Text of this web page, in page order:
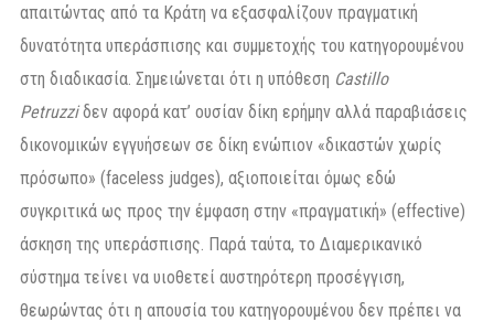
απαιτώντας από τα Κράτη να εξασφαλίζουν πραγματική
δυνατότητα υπεράσπισης και συμμετοχής του κατηγορουμένου
στη διαδικασία. Σημειώνεται ότι η υπόθεση Castillo
Petruzziδεν αφορά κατ’ ουσίαν δίκη ερήμην αλλά παραβιάσεις
δικονομικών εγγυήσεων σε δίκη ενώπιον «δικαστών χωρίς
πρόσωπο» (faceless judges), αξιοποιείται όμως εδώ
συγκριτικά ως προς την έμφαση στην «πραγματική» (effective)
άσκηση της υπεράσπισης. Παρά ταύτα, το Διαμερικανικό
σύστημα τείνει να υιοθετεί αυστηρότερη προσέγγιση,
θεωρώντας ότι η απουσία του κατηγορουμένου δεν πρέπει να